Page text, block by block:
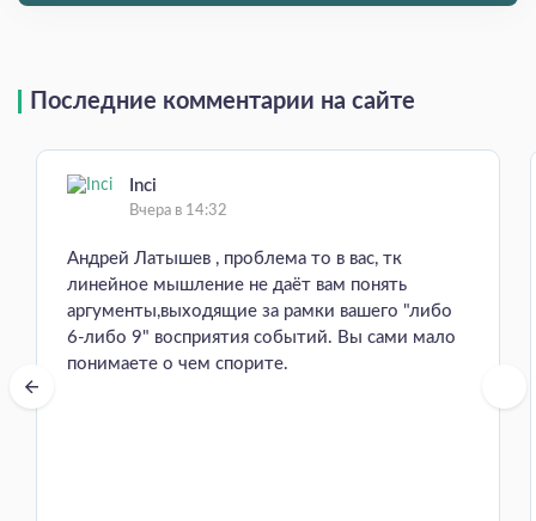
Последние комментарии на сайте
Inci
Вчера в 14:32
Андрей Латышев , проблема то в вас, тк
линейное мышление не даёт вам понять
аргументы,выходящие за рамки вашего "либо
6-либо 9" восприятия событий. Вы сами мало
понимаете о чем спорите.